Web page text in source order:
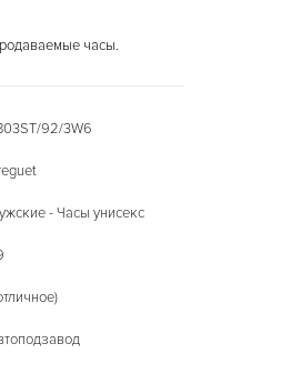
часы.
92/3W6
- Часы унисекс